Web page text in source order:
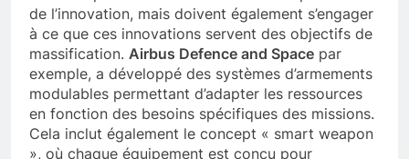
Les entreprises sont non seulement responsables
de l’innovation, mais doivent également s’engager
à ce que ces innovations servent des objectifs de
massification.Airbus Defence and Spacepar
exemple, a développé des systèmes d’armements
modulables permettant d’adapter les ressources
en fonction des besoins spécifiques des missions.
Cela inclut également le concept « smart weapon